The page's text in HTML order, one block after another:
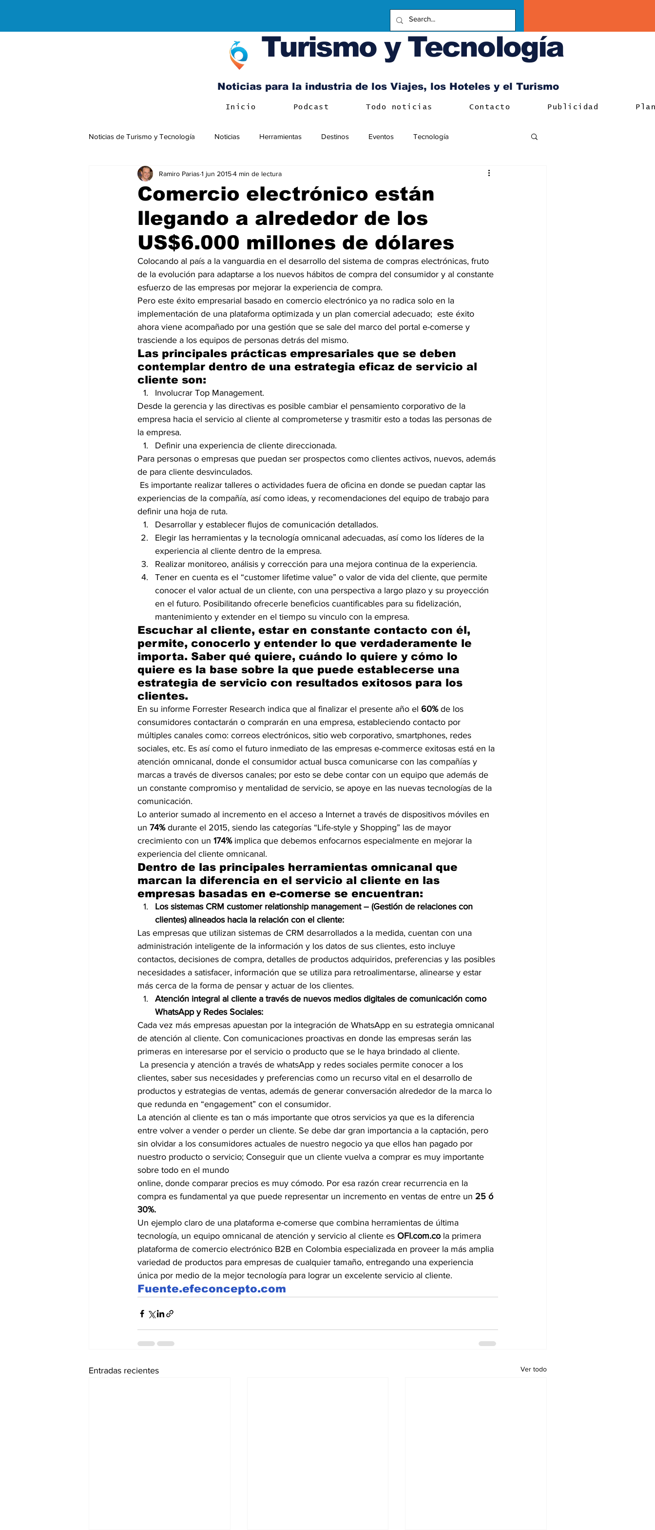
Turismo y Tecnología
Noticias para la industria de los Viajes, los Hoteles y el Turismo
Inicio Podcast Todo noticias Contacto Publicidad
Noticias de Turismo y Tecnología Noticias Herramientas Destinos Eventos Tecnología
Negocios Internacionales
Comercio electrónico están
llegando a alrededor de los
US$6.000 millones de dólares
Ramiro Parias 1 jun 20154 min de lectura
Colocando al país a la vanguardia en el desarrollo del sistema de compras electrónicas, fruto
de la evolución para adaptarse a los nuevos hábitos de compra del consumidor y al constante
esfuerzo de las empresas por mejorar la experiencia de compra.
Pero este éxito empresarial basado en comercio electrónico ya no radica solo en la
implementación de una plataforma optimizada y un plan comercial adecuado;  este éxito
ahora viene acompañado por una gestión que se sale del marco del portal e-comerse y
trasciende a los equipos de personas detrás del mismo.
Las principales prácticas empresariales que se deben
contemplar dentro de una estrategia eficaz de servicio al
cliente son:
Involucrar Top Management.
Desde la gerencia y las directivas es posible cambiar el pensamiento corporativo de la
empresa hacia el servicio al cliente al comprometerse y trasmitir esto a todas las personas de
la empresa.
Definir una experiencia de cliente direccionada.
Para personas o empresas que puedan ser prospectos como clientes activos, nuevos, además
de para cliente desvinculados.
experiencias de la compañía, así como ideas, y recomendaciones del equipo de trabajo para
definir una hoja de ruta.
Desarrollar y establecer flujos de comunicación detallados.
Elegir las herramientas y la tecnología omnicanal adecuadas, así como los líderes de la
experiencia al cliente dentro de la empresa.
Realizar monitoreo, análisis y corrección para una mejora continua de la experiencia.
Tener en cuenta es el “customer lifetime value” o valor de vida del cliente, que permite
conocer el valor actual de un cliente, con una perspectiva a largo plazo y su proyección
en el futuro. Posibilitando ofrecerle beneficios cuantificables para su fidelización,
mantenimiento y extender en el tiempo su vinculo con la empresa.
Escuchar al cliente, estar en constante contacto con él,
permite, conocerlo y entender lo que verdaderamente le
importa. Saber qué quiere, cuándo lo quiere y cómo lo
quiere es la base sobre la que puede establecerse una
estrategia de servicio con resultados exitosos para los
clientes.
En su informe Forrester Research indica que al finalizar el presente año el 60% de los
consumidores contactarán o comprarán en una empresa, estableciendo contacto por
múltiples canales como: correos electrónicos, sitio web corporativo, smartphones, redes
sociales, etc. Es así como el futuro inmediato de las empresas e-commerce exitosas está en la
atención omnicanal, donde el consumidor actual busca comunicarse con las compañías y
marcas a través de diversos canales; por esto se debe contar con un equipo que además de
un constante compromiso y mentalidad de servicio, se apoye en las nuevas tecnologías de la
comunicación.
Lo anterior sumado al incremento en el acceso a Internet a través de dispositivos móviles en
un 74% durante el 2015, siendo las categorías “Life-style y Shopping” las de mayor
crecimiento con un 174% implica que debemos enfocarnos especialmente en mejorar la
experiencia del cliente omnicanal.
Dentro de las principales herramientas omnicanal que
marcan la diferencia en el servicio al cliente en las
empresas basadas en e-comerse se encuentran:
Los sistemas CRM customer relationship management – (Gestión de relaciones con
clientes) alineados hacia la relación con el cliente:
Las empresas que utilizan sistemas de CRM desarrollados a la medida, cuentan con una
administración inteligente de la información y los datos de sus clientes, esto incluye
contactos, decisiones de compra, detalles de productos adquiridos, preferencias y las posibles
necesidades a satisfacer, información que se utiliza para retroalimentarse, alinearse y estar
más cerca de la forma de pensar y actuar de los clientes.
Atención integral al cliente a través de nuevos medios digitales de comunicación como
WhatsApp y Redes Sociales:
Cada vez más empresas apuestan por la integración de WhatsApp en su estrategia omnicanal
de atención al cliente. Con comunicaciones proactivas en donde las empresas serán las
primeras en interesarse por el servicio o producto que se le haya brindado al cliente.
clientes, saber sus necesidades y preferencias como un recurso vital en el desarrollo de
productos y estrategias de ventas, además de generar conversación alrededor de la marca lo
que redunda en “engagement” con el consumidor.
La atención al cliente es tan o más importante que otros servicios ya que es la diferencia
entre volver a vender o perder un cliente. Se debe dar gran importancia a la captación, pero
sin olvidar a los consumidores actuales de nuestro negocio ya que ellos han pagado por
nuestro producto o servicio; Conseguir que un cliente vuelva a comprar es muy importante
sobre todo en el mundo
online, donde comparar precios es muy cómodo. Por esa razón crear recurrencia en la
compra es fundamental ya que puede representar un incremento en ventas de entre un 25 ó
30%.
Un ejemplo claro de una plataforma e-comerse que combina herramientas de última
tecnología, un equipo omnicanal de atención y servicio al cliente es OFI.com.co la primera
plataforma de comercio electrónico B2B en Colombia especializada en proveer la más amplia
variedad de productos para empresas de cualquier tamaño, entregando una experiencia
única por medio de la mejor tecnología para lograr un excelente servicio al cliente.
Fuente.efeconcepto.com
Entradas recientes Ver todo